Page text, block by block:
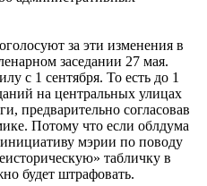
за эти изменения в
заседании 27 мая.
с 1 сентября. То есть до 1
на центральных улицах
предварительно согласовав
Потому что если облдума
инициативу мэрии по поводу
табличку в
будет штрафовать.